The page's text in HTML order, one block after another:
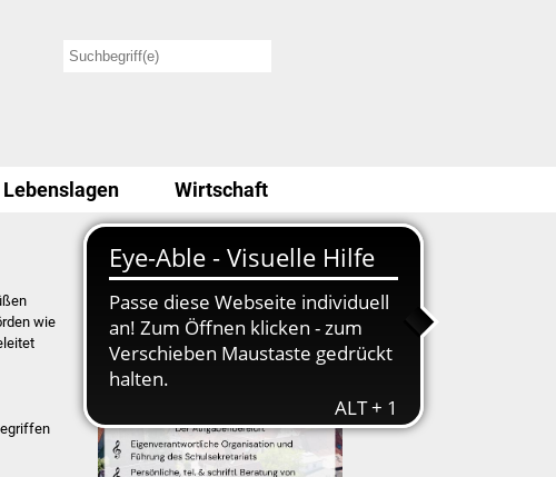
Lebenslagen Wirtschaft
wie
Stellenausschreibung